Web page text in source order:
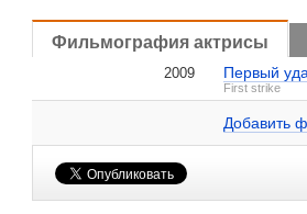
Фильмография актрисы
2009
Первый
First strike
Добавить
Энн Арвису на IMDB.com